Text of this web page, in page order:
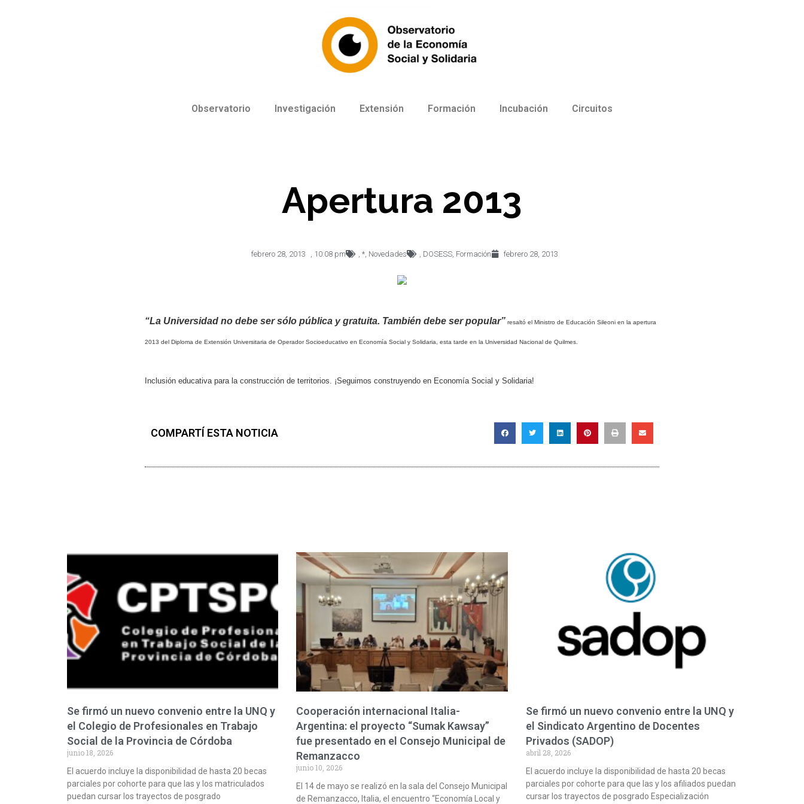
Observatorio Investigación Extensión Formación Incubación Circuitos
Apertura 2013
febrero 28, 2013 10:08 pm *, Novedades DOSESS, Formación febrero 28, 2013
“La Universidad no debe ser sólo pública y gratuita. También debe ser popular” resaltó el Ministro de Educación Sileoni en la apertura
2013 del Diploma de Extensión Universitaria de Operador Socioeducativo en Economía Social y Solidaria, esta tarde en la Universidad Nacional de Quilmes.
Inclusión educativa para la construcción de territorios. ¡Seguimos construyendo en Economía Social y Solidaria!
COMPARTÍ ESTA NOTICIA
Se firmó un nuevo convenio entre la UNQ y
el Colegio de Profesionales en Trabajo
Social de la Provincia de Córdoba
junio 18, 2026
El acuerdo incluye la disponibilidad de hasta 20 becas
parciales por cohorte para que las y los matriculados
puedan cursar los trayectos de posgrado
Cooperación internacional Italia-
Argentina: el proyecto “Sumak Kawsay”
fue presentado en el Consejo Municipal de
Remanzacco
junio 10, 2026
El 14 de mayo se realizó en la sala del Consejo Municipal
de Remanzacco, Italia, el encuentro “Economía Local y
Se firmó un nuevo convenio entre la UNQ y
el Sindicato Argentino de Docentes
Privados (SADOP)
abril 28, 2026
El acuerdo incluye la disponibilidad de hasta 20 becas
parciales por cohorte para que las y los afiliados puedan
cursar los trayectos de posgrado Especialización